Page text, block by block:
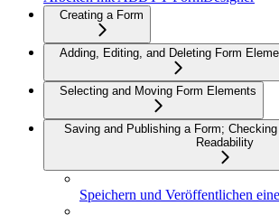
Creating a Form
Adding, Editing, and Deleting Form
Selecting and Moving Form Elements
Saving and Publishing a Form;
Readability
Speichern und Veröffentlichen